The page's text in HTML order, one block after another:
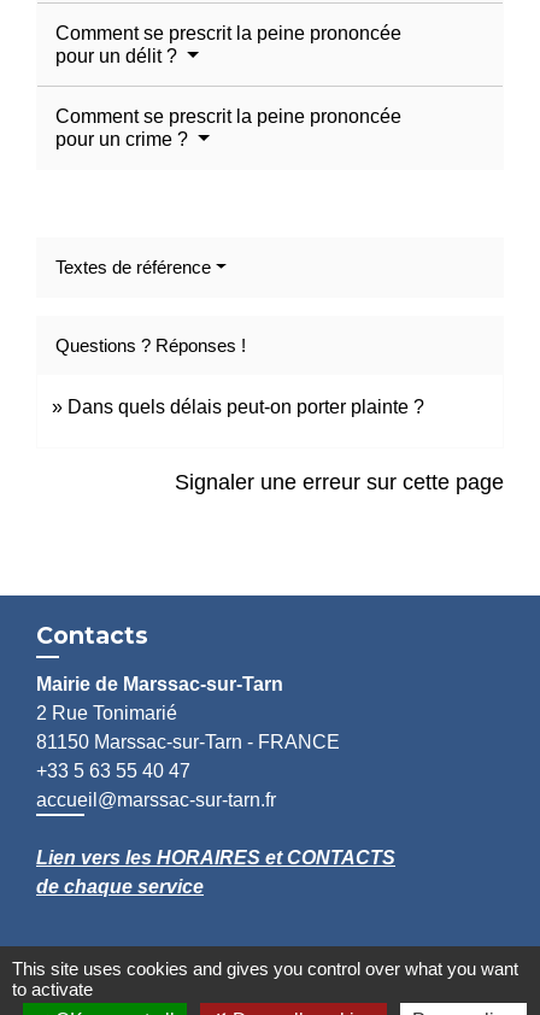
Comment se prescrit la peine prononcée
pour un délit ?
Comment se prescrit la peine prononcée
pour un crime ?
Textes de référence
Questions ? Réponses !
Dans quels délais peut-on porter plainte ?
Signaler une erreur sur cette page
Contacts
Mairie de Marssac-sur-Tarn
2 Rue Tonimarié
81150 Marssac-sur-Tarn - FRANCE
+33 5 63 55 40 47
accueil@marssac-sur-tarn.fr
Lien vers les HORAIRES et CONTACTS
de chaque service
This site uses cookies and gives you control over what you want
to activate